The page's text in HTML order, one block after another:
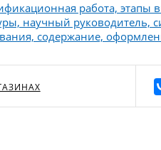
работа,
научный руководитель,
содержание,